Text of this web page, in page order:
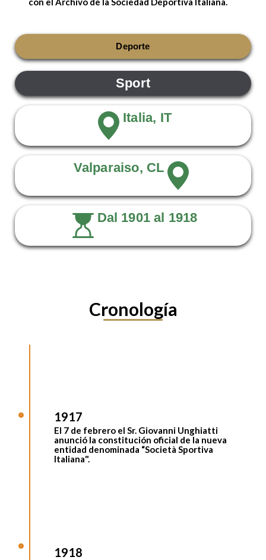
Deporte
Sport
Italia, IT
Valparaiso, CL
Dal 1901 al 1918
Cronología
1917
El 7 de febrero el Sr. Giovanni Unghiatti
anunció la constitución oficial de la nueva
entidad denominada “Società Sportiva
Italiana".
1918